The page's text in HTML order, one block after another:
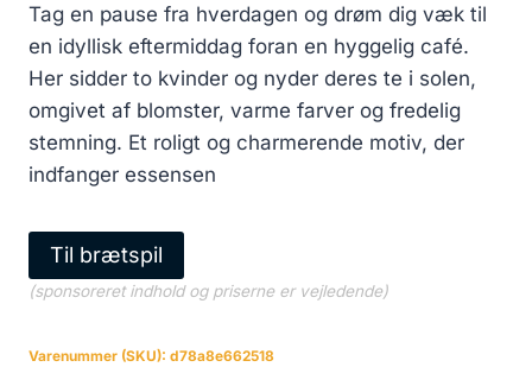
Tag en pause fra hverdagen og drøm dig væk til
en idyllisk eftermiddag foran en hyggelig café.
Her sidder to kvinder og nyder deres te i solen,
omgivet af blomster, varme farver og fredelig
stemning. Et roligt og charmerende motiv, der
indfanger essensen
Til brætspil
(sponsoreret indhold og priserne er vejledende)
Varenummer (SKU): d78a8e662518